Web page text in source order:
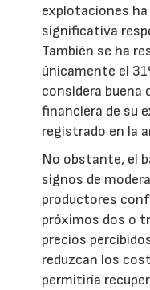
explotaciones
significativa
También se ha
únicamente el
considera buena
financiera de su
registrado en la
No obstante, el
signos de
productores
próximos dos o
precios
reduzcan los
permitiría